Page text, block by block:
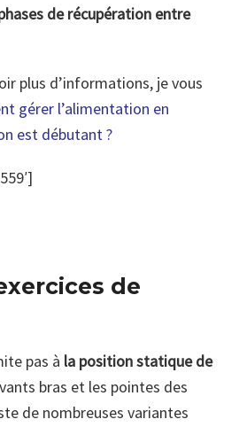
de récupération entre
plus d’informations, je vous
gérer l’alimentation en
est débutant ?
de
pas à la position statique de
bras et les pointes des
de nombreuses variantes